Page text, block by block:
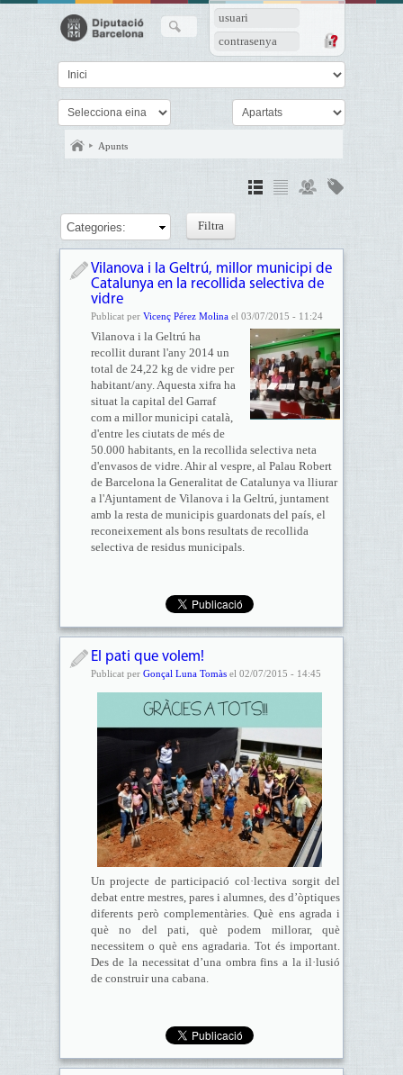
usuari
contrasenya
Apunts
Categories:
Vilanova i la Geltrú, millor municipi de
Catalunya en la recollida selectiva de
vidre
Publicat per Vicenç Pérez Molinael 03/07/2015 - 11:24
Vilanova i la Geltrú ha
recollit durant l'any 2014 un
total de 24,22 kg de vidre per
habitant/any. Aquesta xifra ha
situat la capital del Garraf
com a millor municipi català,
d'entre les ciutats de més de
50.000 habitants, en la recollida selectiva neta
d'envasos de vidre. Ahir al vespre, al Palau Robert
de Barcelona la Generalitat de Catalunya va lliurar
a l'Ajuntament de Vilanova i la Geltrú, juntament
amb la resta de municipis guardonats del país, el
reconeixement als bons resultats de recollida
selectiva de residus municipals.
El pati que volem!
Publicat per Gonçal Luna Tomàsel 02/07/2015 - 14:45
Un projecte de participació col·lectiva sorgit del
debat entre mestres, pares i alumnes, des d’òptiques
diferents però complementàries. Què ens agrada i
què no del pati, què podem millorar, què
necessitem o què ens agradaria. Tot és important.
Des de la necessitat d’una ombra fins a la il·lusió
de construir una cabana.